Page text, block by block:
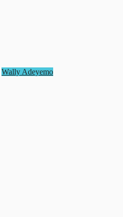
Wally Adeyemo